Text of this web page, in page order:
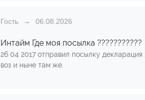
Гость 06.08.2026
Интайм Где моя посылка ???????????
26 04 2017 отправил посылку
воз и ныне там же.